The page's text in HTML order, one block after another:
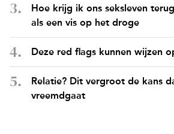
Hoe krijg ik ons seksleven
als een vis op het droge
Deze red flags kunnen wijzen
Relatie? Dit vergroot de kans
vreemdgaat